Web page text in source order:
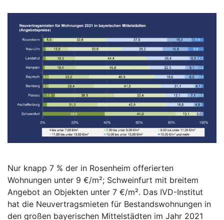
Nur knapp 7 % der in Rosenheim offerierten
Wohnungen unter 9 €/m²; Schweinfurt mit breitem
Angebot an Objekten unter 7 €/m². Das IVD-Institut
hat die Neuvertragsmieten für Bestandswohnungen in
den großen bayerischen Mittelstädten im Jahr 2021